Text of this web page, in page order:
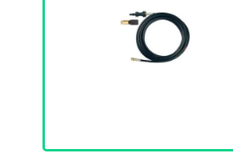
Tv e Home Cinema